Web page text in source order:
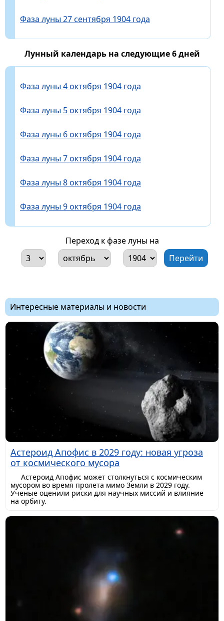
Фаза луны 27 сентября 1904 года
Лунный календарь на следующие 6 дней
Фаза луны 4 октября 1904 года
Фаза луны 5 октября 1904 года
Фаза луны 6 октября 1904 года
Фаза луны 7 октября 1904 года
Фаза луны 8 октября 1904 года
Фаза луны 9 октября 1904 года
Переход к фазе луны на
Интересные материалы и новости
Астероид Апофис в 2029 году: новая угроза
от космического мусора
Астероид Апофис может столкнуться с космическим
мусором во время пролета мимо Земли в 2029 году.
Ученые оценили риски для научных миссий и влияние
на орбиту.